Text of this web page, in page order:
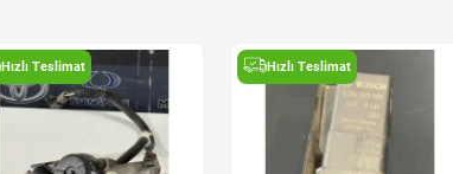
Hızlı Teslimat Hızlı Teslimat